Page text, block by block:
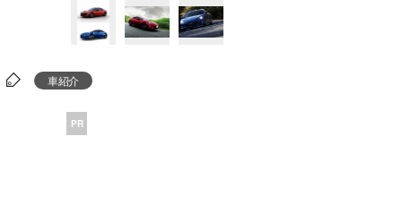
車紹介
PR